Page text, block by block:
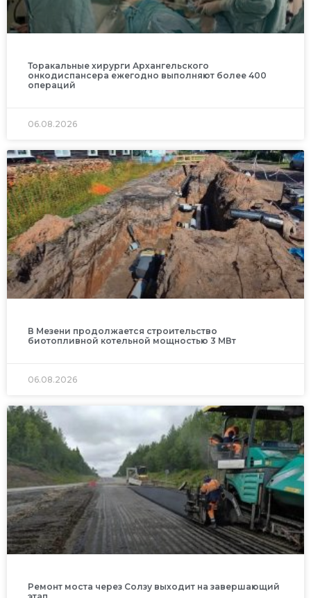
Торакальные хирурги Архангельского
онкодиспансера ежегодно выполняют более 400
операций
06.08.2026
В Мезени продолжается строительство
биотопливной котельной мощностью 3 МВт
06.08.2026
Ремонт моста через Солзу выходит на завершающий